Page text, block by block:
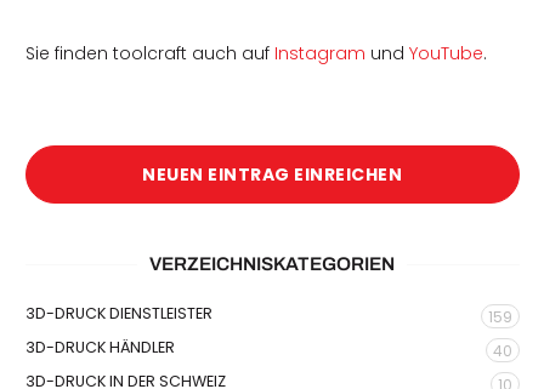
Sie finden toolcraft auch auf Instagram und YouTube.
NEUEN EINTRAG EINREICHEN
VERZEICHNISKATEGORIEN
3D-DRUCK DIENSTLEISTER
159
3D-DRUCK HÄNDLER
40
3D-DRUCK IN DER SCHWEIZ